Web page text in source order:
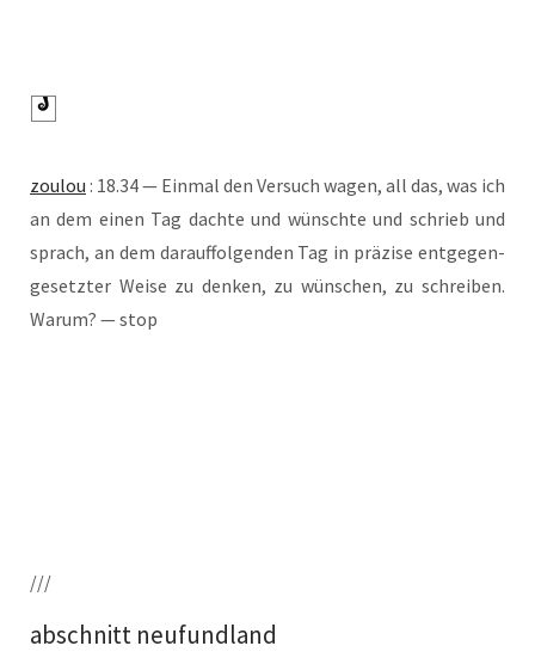
zou­lou : 18.34 — Ein­mal den Ver­such wagen, all das, was ich
an dem einen Tag dach­te und wünsch­te und schrieb und
sprach, an dem dar­auf­fol­gen­den Tag in prä­zi­se ent­ge­gen­
ge­setz­ter Wei­se zu den­ken, zu wün­schen, zu schrei­ben.
War­um? — stop
///
abschnitt neufundland